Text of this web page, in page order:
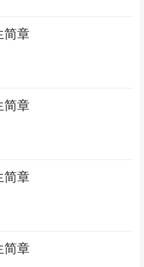
简章
简章
简章
简章